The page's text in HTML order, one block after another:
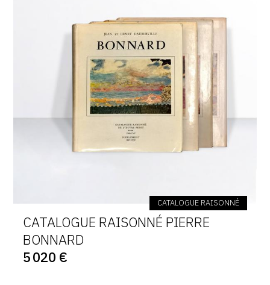
CATALOGUE RAISONNÉ
CATALOGUE RAISONNÉ PIERRE
BONNARD
5 020 €